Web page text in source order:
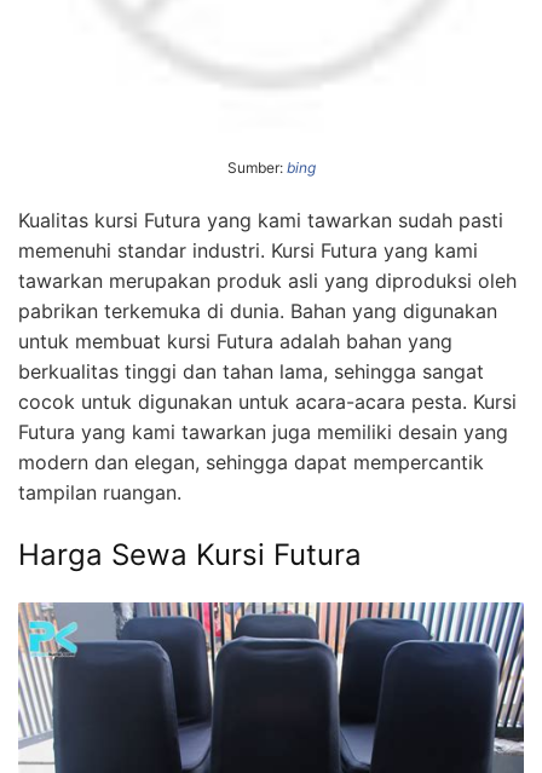
Sumber: bing
Kualitas kursi Futura yang kami tawarkan sudah pasti
memenuhi standar industri. Kursi Futura yang kami
tawarkan merupakan produk asli yang diproduksi oleh
pabrikan terkemuka di dunia. Bahan yang digunakan
untuk membuat kursi Futura adalah bahan yang
berkualitas tinggi dan tahan lama, sehingga sangat
cocok untuk digunakan untuk acara-acara pesta. Kursi
Futura yang kami tawarkan juga memiliki desain yang
modern dan elegan, sehingga dapat mempercantik
tampilan ruangan.
Harga Sewa Kursi Futura